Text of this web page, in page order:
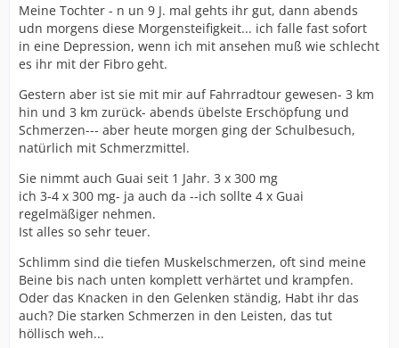
Meine Tochter - n un 9 J. mal gehts ihr gut, dann abends
udn morgens diese Morgensteifigkeit... ich falle fast sofort
in eine Depression, wenn ich mit ansehen muß wie schlecht
es ihr mit der Fibro geht.
Gestern aber ist sie mit mir auf Fahrradtour gewesen- 3 km
hin und 3 km zurück- abends übelste Erschöpfung und
Schmerzen--- aber heute morgen ging der Schulbesuch,
natürlich mit Schmerzmittel.
Sie nimmt auch Guai seit 1 Jahr. 3 x 300 mg
ich 3-4 x 300 mg- ja auch da --ich sollte 4 x Guai
regelmäßiger nehmen.
Ist alles so sehr teuer.
Schlimm sind die tiefen Muskelschmerzen, oft sind meine
Beine bis nach unten komplett verhärtet und krampfen.
Oder das Knacken in den Gelenken ständig, Habt ihr das
auch? Die starken Schmerzen in den Leisten, das tut
höllisch weh...